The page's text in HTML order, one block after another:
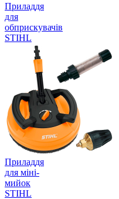
Приладдя
для
обприскувачів
STIHL
Приладдя
для міні-
мийок
STIHL